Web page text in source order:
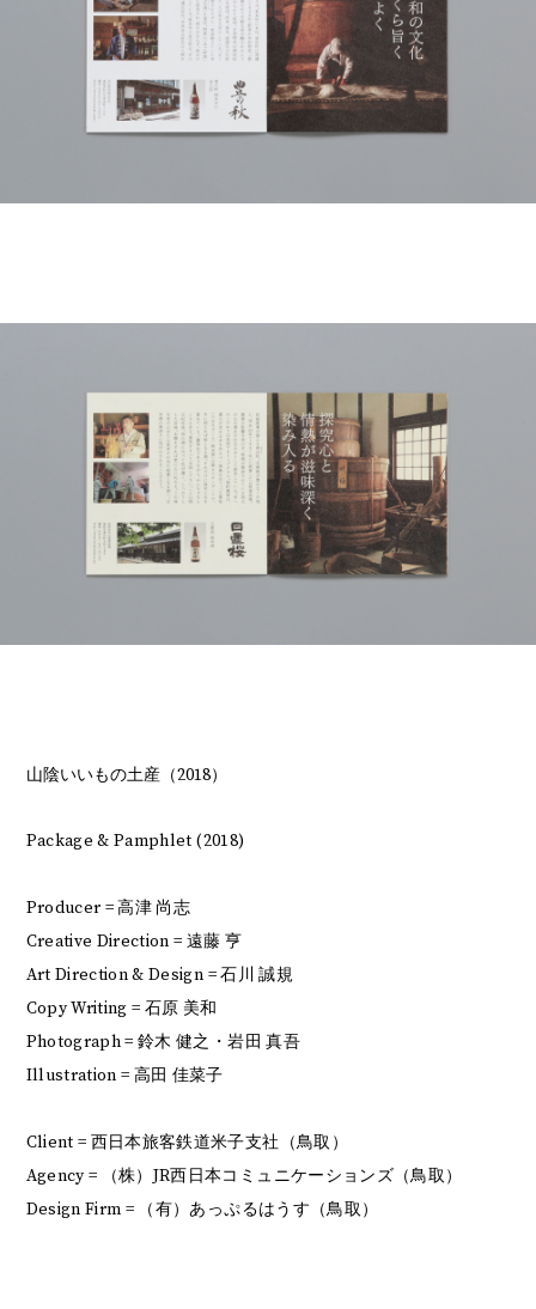
山陰いいもの土産（2018）
Package & Pamphlet (2018)
Producer = 高津 尚志
Creative Direction = 遠藤 亨
Art Direction & Design = 石川 誠規
Copy Writing = 石原 美和
Photograph = 鈴木 健之・岩田 真吾
Illustration = 高田 佳菜子
Client = 西日本旅客鉄道米子支社（鳥取）
Agency = （株）JR西日本コミュニケーションズ（鳥取）
Design Firm = （有）あっぷるはうす（鳥取）